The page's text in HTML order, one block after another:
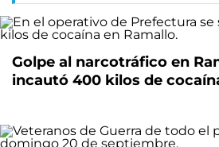
Golpe al narcotráfico en
incautó 400 kilos de